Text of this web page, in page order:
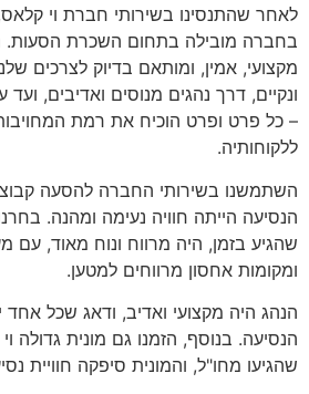
לאחר שהתנסינו בשירותי חברת וי
בחברה מובילה בתחום השכרת הסעות.
מקצועי, אמין, ומותאם בדיוק לצרכים
ונקיים, דרך נהגים מנוסים ואדיבים,
– כל פרט ופרט הוכיח את רמת
ללקוחותיה.
השתמשנו בשירותי החברה להסעה
שהגיע בזמן, היה מרווח ונוח מאוד, עם
ומקומות אחסון מרווחים למטען.
הנהג היה מקצועי ואדיב, ודאג שכל אחד
שהגיעו מחו"ל, והמונית סיפקה חוויית